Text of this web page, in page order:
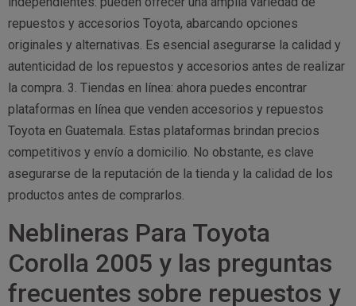
repuestos y accesorios Toyota, abarcando opciones
originales y alternativas. Es esencial asegurarse la calidad y
autenticidad de los repuestos y accesorios antes de realizar
la compra. 3. Tiendas en línea: ahora puedes encontrar
plataformas en línea que venden accesorios y repuestos
Toyota en Guatemala. Estas plataformas brindan precios
competitivos y envío a domicilio. No obstante, es clave
asegurarse de la reputación de la tienda y la calidad de los
productos antes de comprarlos.
Neblineras Para Toyota
Corolla 2005 y las preguntas
frecuentes sobre repuestos y